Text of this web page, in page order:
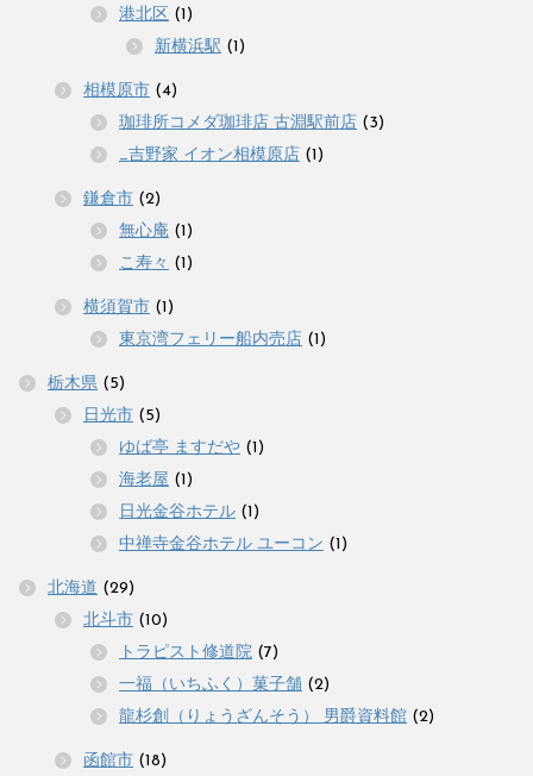
港北区 (1)
新横浜駅 (1)
相模原市 (4)
珈琲所コメダ珈琲店 古淵駅前店 (3)
_吉野家 イオン相模原店 (1)
鎌倉市 (2)
無心庵 (1)
こ寿々 (1)
横須賀市 (1)
東京湾フェリー船内売店 (1)
栃木県 (5)
日光市 (5)
ゆば亭 ますだや (1)
海老屋 (1)
日光金谷ホテル (1)
中禅寺金谷ホテル ユーコン (1)
北海道 (29)
北斗市 (10)
トラピスト修道院 (7)
一福（いちふく）菓子舗 (2)
龍杉創（りょうざんそう） 男爵資料館 (2)
函館市 (18)